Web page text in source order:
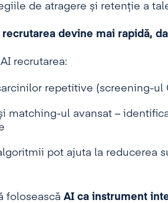
de atragere și retenție a
recrutarea devine mai rapidă,
recrutarea:
repetitive (screening-ul
matching-ul avansat –
pot ajuta la reducerea
folosească AI ca instrument